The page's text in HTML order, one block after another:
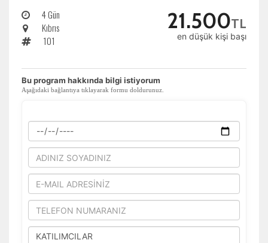
4 Gün
Kıbrıs
101
21.500TL
en düşük kişi başı
​Bu program hakkında bilgi istiyorum
Aşağıdaki bağlantıya tıklayarak formu doldurunuz.